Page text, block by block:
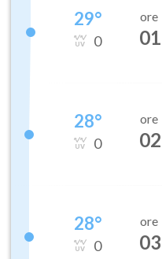
29°
0
ore
01
28°
0
ore
02
28°
0
ore
03